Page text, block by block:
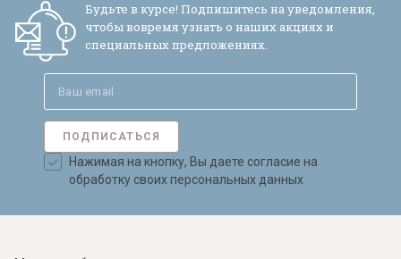
Будьте в курсе! Подпишитесь на уведомления,
чтобы вовремя узнать о наших акциях и
специальных предложениях.
ПОДПИСАТЬСЯ
Нажимая на кнопку, Вы даете согласие на
обработку своих персональных данных